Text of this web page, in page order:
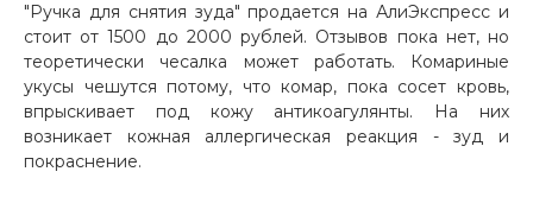
Подробнее
об оплате Плайтом
"Ручка для снятия зуда" продается на АлиЭкспресс и
стоит от 1500 до 2000 рублей. Отзывов пока нет, но
теоретически чесалка может работать. Комариные
укусы чешутся потому, что комар, пока сосет кровь,
впрыскивает под кожу антикоагулянты. На них
возникает кожная аллергическая реакция - зуд и
покраснение.